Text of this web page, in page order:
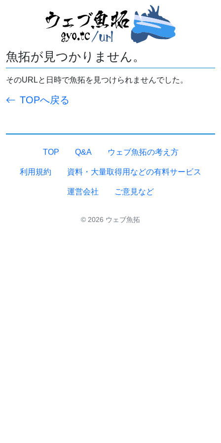
魚拓が見つかりません。
そのURLと日時で魚拓を見つけられませんでした。
TOPへ戻る
TOP Q&A ウェブ魚拓の考え方
利用規約 資料・大量取得用などの有料サービス
運営会社 ご意見など
© 2026 ウェブ魚拓